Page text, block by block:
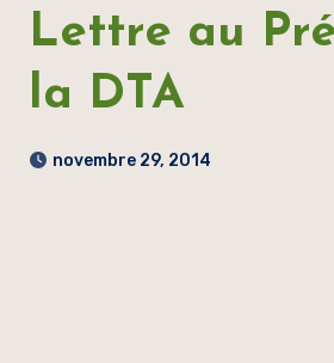
Lettre au
la DTA
novembre 29, 2014